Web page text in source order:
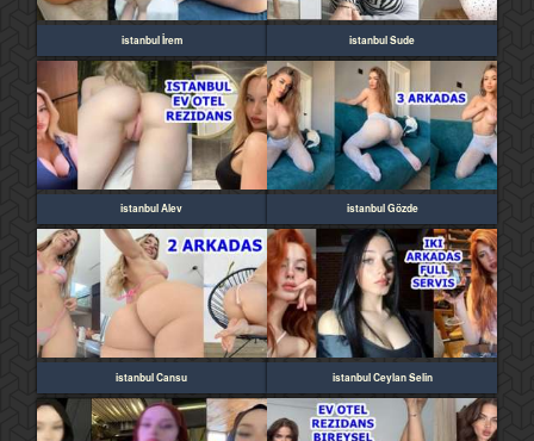
istanbul İrem istanbul Sude
istanbul Alev istanbul Gözde
istanbul Cansu istanbul Ceylan Selin